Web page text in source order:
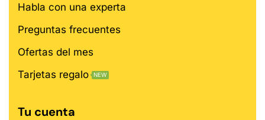
Habla con una experta
Preguntas frecuentes
Ofertas del mes
Tarjetas regalo
NEW
Tu cuenta